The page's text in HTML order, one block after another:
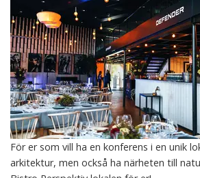
För er som vill ha en konferens i en unik
arkitektur, men också ha närheten till